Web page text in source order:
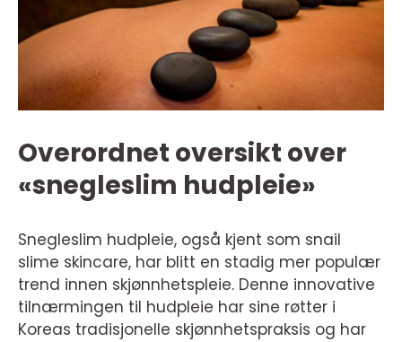
Overordnet oversikt over
«snegleslim hudpleie»
Snegleslim hudpleie, også kjent som snail
slime skincare, har blitt en stadig mer populær
trend innen skjønnhetspleie. Denne innovative
tilnærmingen til hudpleie har sine røtter i
Koreas tradisjonelle skjønnhetspraksis og har